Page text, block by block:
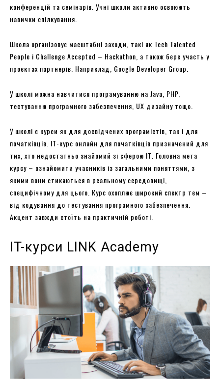
конференцій та семінарів. Учні школи активно освоюють
навички спілкування.
Школа організовує масштабні заходи, такі як Tech Talented
People і Challenge Accepted – Hackathon, а також бере участь у
проєктах партнерів. Наприклад, Google Developer Group.
У школі можна навчитися програмуванню на Java, PHP,
тестуванню програмного забезпечення, UX дизайну тощо.
У школі є курси як для досвідчених програмістів, так і для
початківців. ІТ-курс онлайн для початківців призначений для
тих, хто недостатньо знайомий зі сферою ІТ. Головна мета
курсу – ознайомити учасників із загальними поняттями, з
якими вони стикаються в реальному середовищі,
специфічному для цього. Курс охоплює широкий спектр тем –
від кодування до тестування програмного забезпечення.
Акцент завжди стоїть на практичній роботі.
IT-курси LINK Academy